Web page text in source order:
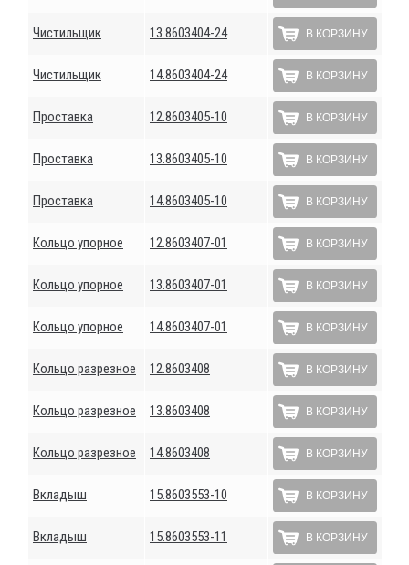
Чистильщик 13.8603404-24 В КОРЗИНУ
Чистильщик 14.8603404-24 В КОРЗИНУ
Проставка 12.8603405-10 В КОРЗИНУ
Проставка 13.8603405-10 В КОРЗИНУ
Проставка 14.8603405-10 В КОРЗИНУ
Кольцо упорное 12.8603407-01 В КОРЗИНУ
Кольцо упорное 13.8603407-01 В КОРЗИНУ
Кольцо упорное 14.8603407-01 В КОРЗИНУ
Кольцо разрезное 12.8603408 В КОРЗИНУ
Кольцо разрезное 13.8603408 В КОРЗИНУ
Кольцо разрезное 14.8603408 В КОРЗИНУ
Вкладыш 15.8603553-10 В КОРЗИНУ
Вкладыш 15.8603553-11 В КОРЗИНУ